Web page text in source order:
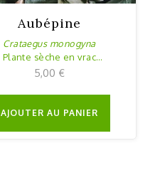
Aubépine
Crataegus monogyna
Plante sèche en vrac
20g
5,00 €
AJOUTER AU PANIER